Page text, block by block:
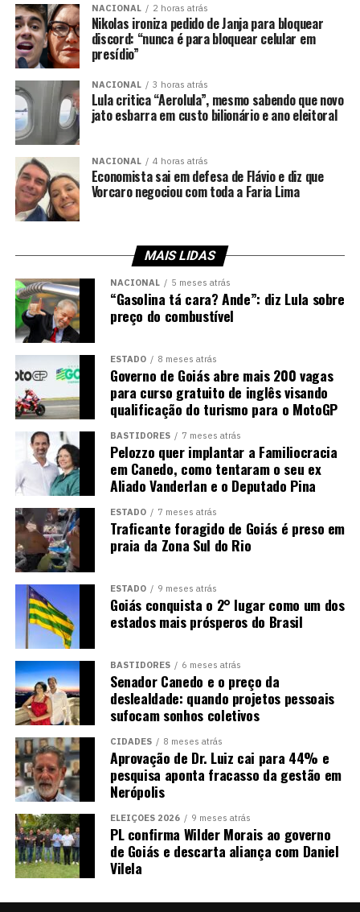
NACIONAL 2 horas atrás
Nikolas ironiza pedido de Janja para bloquear
discord: “nunca é para bloquear celular em
presídio”
NACIONAL 3 horas atrás
Lula critica “Aerolula”, mesmo sabendo que novo
jato esbarra em custo bilionário e ano eleitoral
NACIONAL 4 horas atrás
Economista sai em defesa de Flávio e diz que
Vorcaro negociou com toda a Faria Lima
MAIS LIDAS
NACIONAL 5 meses atrás
“Gasolina tá cara? Ande”: diz Lula sobre
preço do combustível
ESTADO 8 meses atrás
Governo de Goiás abre mais 200 vagas
para curso gratuito de inglês visando
qualificação do turismo para o MotoGP
BASTIDORES 7 meses atrás
Pelozzo quer implantar a Familiocracia
em Canedo, como tentaram o seu ex
Aliado Vanderlan e o Deputado Pina
ESTADO 7 meses atrás
Traficante foragido de Goiás é preso em
praia da Zona Sul do Rio
ESTADO 9 meses atrás
Goiás conquista o 2° lugar como um dos
estados mais prósperos do Brasil
BASTIDORES 6 meses atrás
Senador Canedo e o preço da
deslealdade: quando projetos pessoais
sufocam sonhos coletivos
CIDADES 8 meses atrás
Aprovação de Dr. Luiz cai para 44% e
pesquisa aponta fracasso da gestão em
Nerópolis
ELEIÇÕES 2026 9 meses atrás
PL confirma Wilder Morais ao governo
de Goiás e descarta aliança com Daniel
Vilela